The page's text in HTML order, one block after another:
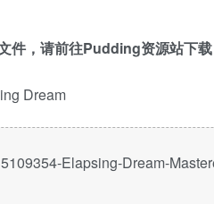
件，请前往Pudding资源站下载
Dream
Elapsing-Dream-